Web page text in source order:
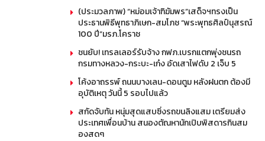
(ประมวลภาพ) “หม่อมเจ้าฑิฆัมพร”เสด็จฯทรงเป็น
ประธานพิธีพุทธาภิเษก-สมโภช “พระพุทธศิลป์นุสรณ์
100 ปี”มรภ.โคราช
ชนยับ! เทรลเลอร์รับจ้าง กฟภ.เบรกแตกพุ่งชนรถ
กรมทางหลวง-กระบะ-เก๋ง อัดเสาไฟดับ 2 เจ็บ 5
โค้งอาถรรพ์ ถนนบางเลน-ดอนตูม หลังฝนตก ต้องมี
อุบัติเหตุ วันนี้ 5 รอบไปแล้ว
สกัดจับทัน หนุ่มสุดแสบซิ่งรถขนลิงแสม เตรียมส่ง
ประเทศเพื่อนบ้าน สนองตัณหานักเปิบพิสดารกินสม
องสดๆ